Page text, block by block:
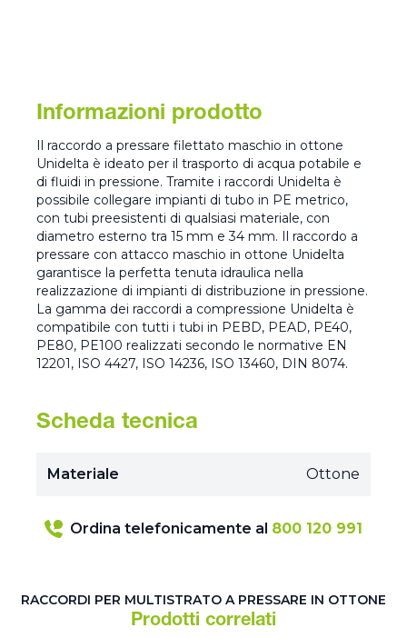
Informazioni prodotto
Il raccordo a pressare filettato maschio in ottone
Unidelta è ideato per il trasporto di acqua potabile e
di fluidi in pressione. Tramite i raccordi Unidelta è
possibile collegare impianti di tubo in PE metrico,
con tubi preesistenti di qualsiasi materiale, con
diametro esterno tra 15 mm e 34 mm. Il raccordo a
pressare con attacco maschio in ottone Unidelta
garantisce la perfetta tenuta idraulica nella
realizzazione di impianti di distribuzione in pressione.
La gamma dei raccordi a compressione Unidelta è
compatibile con tutti i tubi in PEBD, PEAD, PE40,
PE80, PE100 realizzati secondo le normative EN
12201, ISO 4427, ISO 14236, ISO 13460, DIN 8074.
Scheda tecnica
Materiale Ottone
Ordina telefonicamente al 800 120 991
RACCORDI PER MULTISTRATO A PRESSARE IN OTTONE
Prodotti correlati